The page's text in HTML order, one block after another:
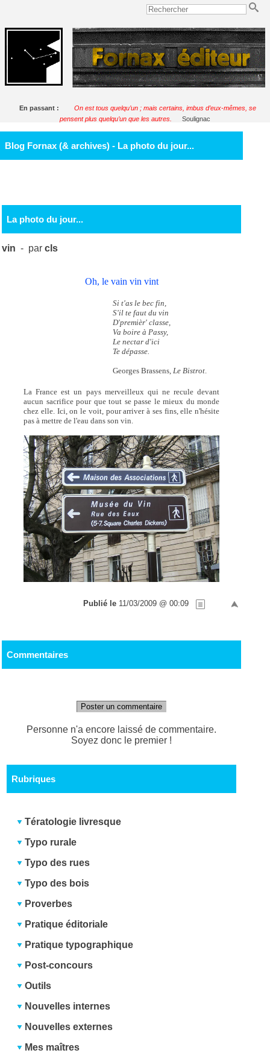
En passant :
On est tous quelqu’un ; mais certains, imbus d’eux-mêmes, se
pensent plus quelqu’un que les autres.
Soulignac
Blog Fornax (& archives) - La photo du jour...
La photo du jour...
vin - parcls
Oh, le vain vin vint
Si t'as le bec fin,
S'il te faut du vin
D'premièr' classe,
Va boire à Passy,
Le nectar d'ici
Te dépasse.
Georges Brassens, Le Bistrot.
La France est un pays merveilleux qui ne recule devant
aucun sacrifice pour que tout se passe le mieux du monde
chez elle. Ici, on le voit, pour arriver à ses fins, elle n'hésite
pas à mettre de l'eau dans son vin.
Publié le 11/03/2009 @ 00:09
Commentaires
Poster un commentaire
Personne n'a encore laissé de commentaire.
Soyez donc le premier !
Rubriques
Tératologie livresque
Typo rurale
Typo des rues
Typo des bois
Proverbes
Pratique éditoriale
Pratique typographique
Post-concours
Outils
Nouvelles internes
Nouvelles externes
Mes maîtres